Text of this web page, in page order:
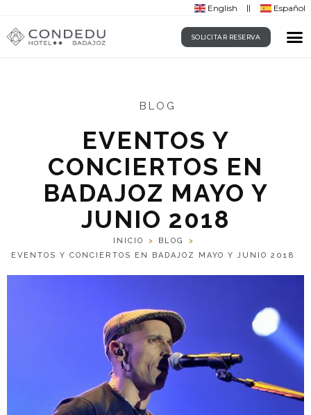
English Español
SOLICITAR RESERVA
BLOG
EVENTOS Y
CONCIERTOS EN
BADAJOZ MAYO Y
JUNIO 2018
INICIO > BLOG
>
EVENTOS Y CONCIERTOS EN BADAJOZ MAYO Y JUNIO 2018